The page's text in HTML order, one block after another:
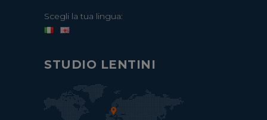
Scegli la tua lingua:
STUDIO LENTINI